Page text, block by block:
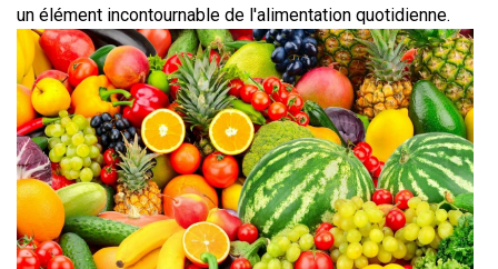
un élément incontournable de l'alimentation quotidienne.